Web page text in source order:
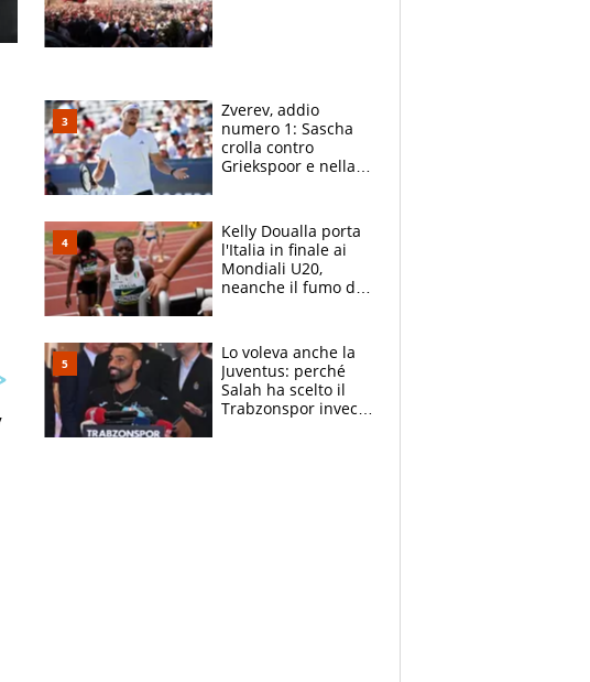
Zverev, addio
numero 1: Sascha
crolla contro
Griekspoor e nella
terzo. Quanti malori
a Montreal
Kelly Doualla porta
l'Italia in finale ai
Mondiali U20,
neanche il fumo di
Lo voleva anche la
Juventus: perché
Salah ha scelto il
Trabzonspor invece